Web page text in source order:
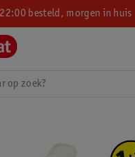
besteld, morgen in huis